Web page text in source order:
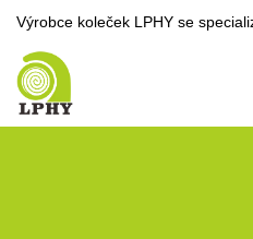
Výrobce koleček LPHY se